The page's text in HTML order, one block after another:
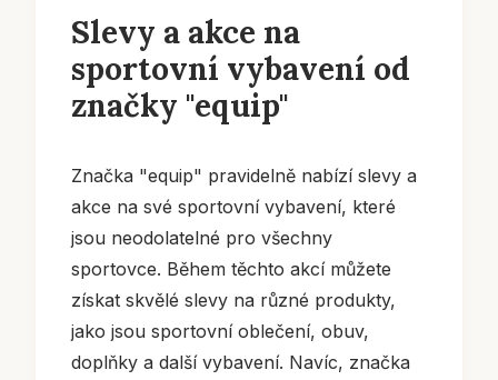
Slevy a akce na
sportovní vybavení od
značky "equip"
Značka "equip" pravidelně nabízí slevy a
akce na své sportovní vybavení, které
jsou neodolatelné pro všechny
sportovce. Během těchto akcí můžete
získat skvělé slevy na různé produkty,
jako jsou sportovní oblečení, obuv,
doplňky a další vybavení. Navíc, značka